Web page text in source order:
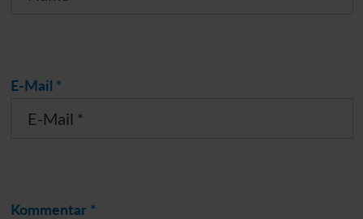
E-Mail *
Kommentar *